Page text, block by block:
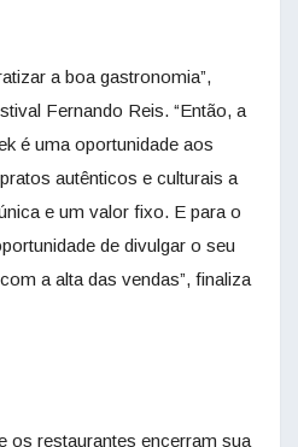
a boa gastronomia”,
Fernando Reis. “Então, a
é uma oportunidade aos
autênticos e culturais a
e um valor fixo. E para o
de divulgar o seu
a alta das vendas”, finaliza
os restaurantes encerram sua